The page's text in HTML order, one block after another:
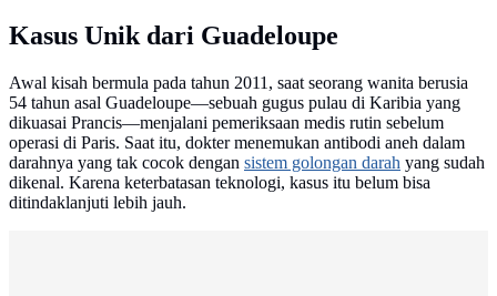
Kasus Unik dari Guadeloupe
Awal kisah bermula pada tahun 2011, saat seorang wanita berusia
54 tahun asal Guadeloupe—sebuah gugus pulau di Karibia yang
dikuasai Prancis—menjalani pemeriksaan medis rutin sebelum
operasi di Paris. Saat itu, dokter menemukan antibodi aneh dalam
darahnya yang tak cocok dengan sistem golongan darah yang sudah
dikenal. Karena keterbatasan teknologi, kasus itu belum bisa
ditindaklanjuti lebih jauh.